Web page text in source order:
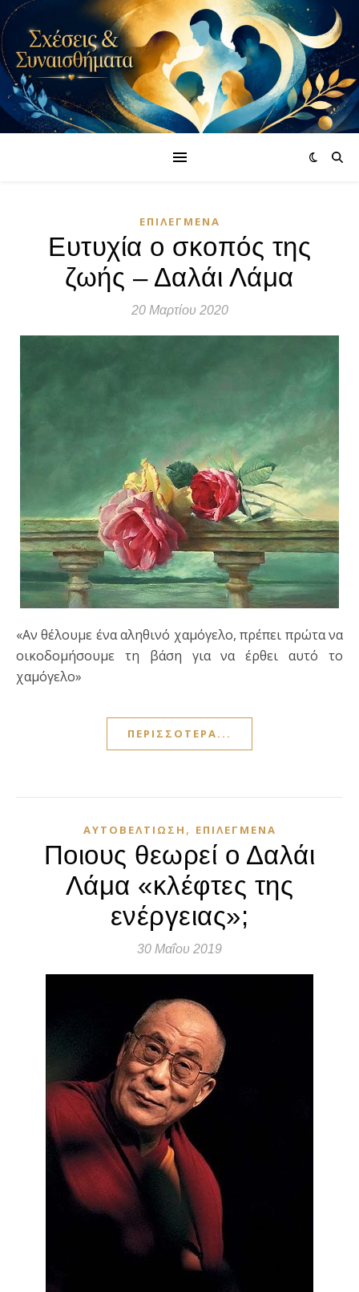
ΕΠΙΛΕΓΜΈΝΑ
Ευτυχία ο σκοπός της
ζωής – Δαλάι Λάμα
20 Μαρτίου 2020
«Αν θέλουμε ένα αληθινό χαμόγελο, πρέπει πρώτα να
οικοδομήσουμε τη βάση για να έρθει αυτό το
χαμόγελο»
ΠΕΡΙΣΣΌΤΕΡΑ...
ΑΥΤΟΒΕΛΤΊΩΣΗ , ΕΠΙΛΕΓΜΈΝΑ
Ποιους θεωρεί ο Δαλάι
Λάμα «κλέφτες της
ενέργειας»;
30 Μαΐου 2019